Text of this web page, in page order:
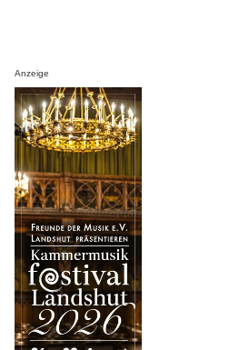
Anzeige